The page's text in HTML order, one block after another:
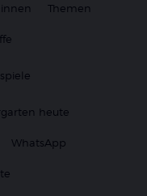
Themen
heute
WhatsApp